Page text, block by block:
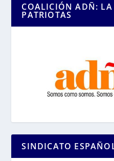
COALICIÓN ADÑ:
PATRIOTAS
SINDICATO